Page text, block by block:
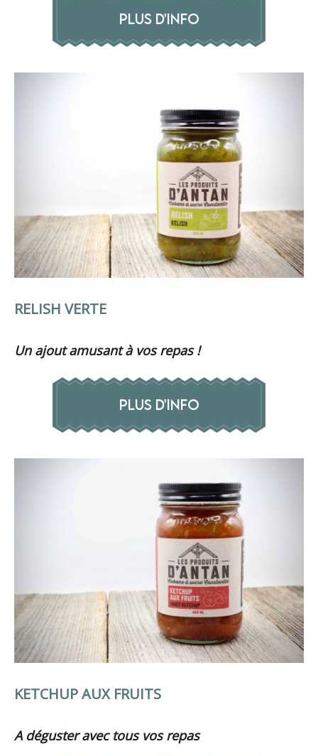
PLUS D'INFO
RELISH VERTE
Un ajout amusant à vos repas !
PLUS D'INFO
KETCHUP AUX FRUITS
A déguster avec tous vos repas